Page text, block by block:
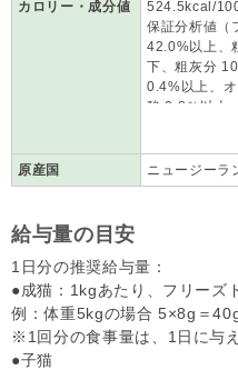
ィネイト亜鉛、プロティネイト
ミン類（ビタミンB1、ビタミン
カロリー・成分値
524.5kcal/
保証分析値（
42.0%以上、
下、粗灰分
0.4%以上、
酸 0.8％以上
栄養分析値
原産国 ニュージーラ
給与量の目安
1日分の推奨給与量：
●成猫：1kgあたり、フリーズ
例：体重5kgの場合 5×8g＝
※1回分の食事量は、1日に与
●子猫